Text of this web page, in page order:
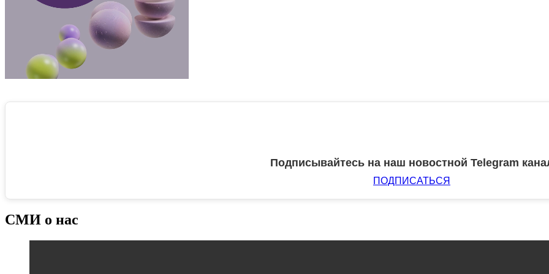
Подписывайтесь на наш новостной Telegram
ПОДПИСАТЬСЯ
СМИ о нас